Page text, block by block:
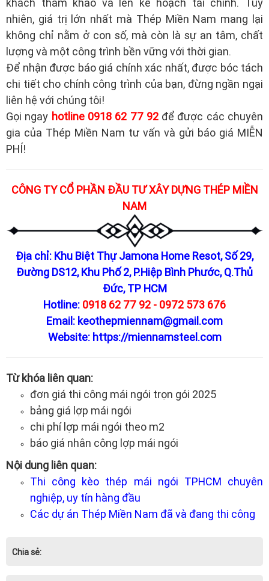
khách tham khảo và lên kế hoạch tài chính. Tuy
nhiên, giá trị lớn nhất mà Thép Miền Nam mang lại
không chỉ nằm ở con số, mà còn là sự an tâm, chất
lượng và một công trình bền vững với thời gian.
Để nhận được báo giá chính xác nhất, được bóc tách
chi tiết cho chính công trình của bạn, đừng ngần ngại
liên hệ với chúng tôi!
Gọi ngay hotline 0918 62 77 92 để được các chuyên
gia của Thép Miền Nam tư vấn và gửi báo giá MIỄN
PHÍ!
CÔNG TY CỔ PHẦN ĐẦU TƯ XÂY DỰNG THÉP MIỀN
NAM
Địa chỉ: Khu Biệt Thự Jamona Home Resot, Số 29,
Đường DS12, Khu Phố 2, P.Hiệp Bình Phước, Q.Thủ
Đức, TP HCM
Hotline: 0918 62 77 92 - 0972 573 676
Email: keothepmiennam@gmail.com
Website: https://miennamsteel.com
Từ khóa liên quan:
đơn giá thi công mái ngói trọn gói 2025
bảng giá lợp mái ngói
chi phí lợp mái ngói theo m2
báo giá nhân công lợp mái ngói
Nội dung liên quan:
Thi công kèo thép mái ngói TPHCM chuyên
nghiệp, uy tín hàng đầu
Các dự án Thép Miền Nam đã và đang thi công
Chia sẻ: